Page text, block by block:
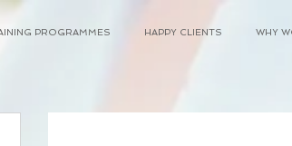
PROGRAMMES HAPPY CLIENTS WHY